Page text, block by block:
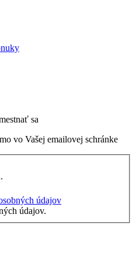
sa
vo Vašej emailovej schránke
údajov
údajov.